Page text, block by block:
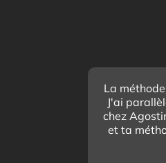
La
J'ai
chez
et ta